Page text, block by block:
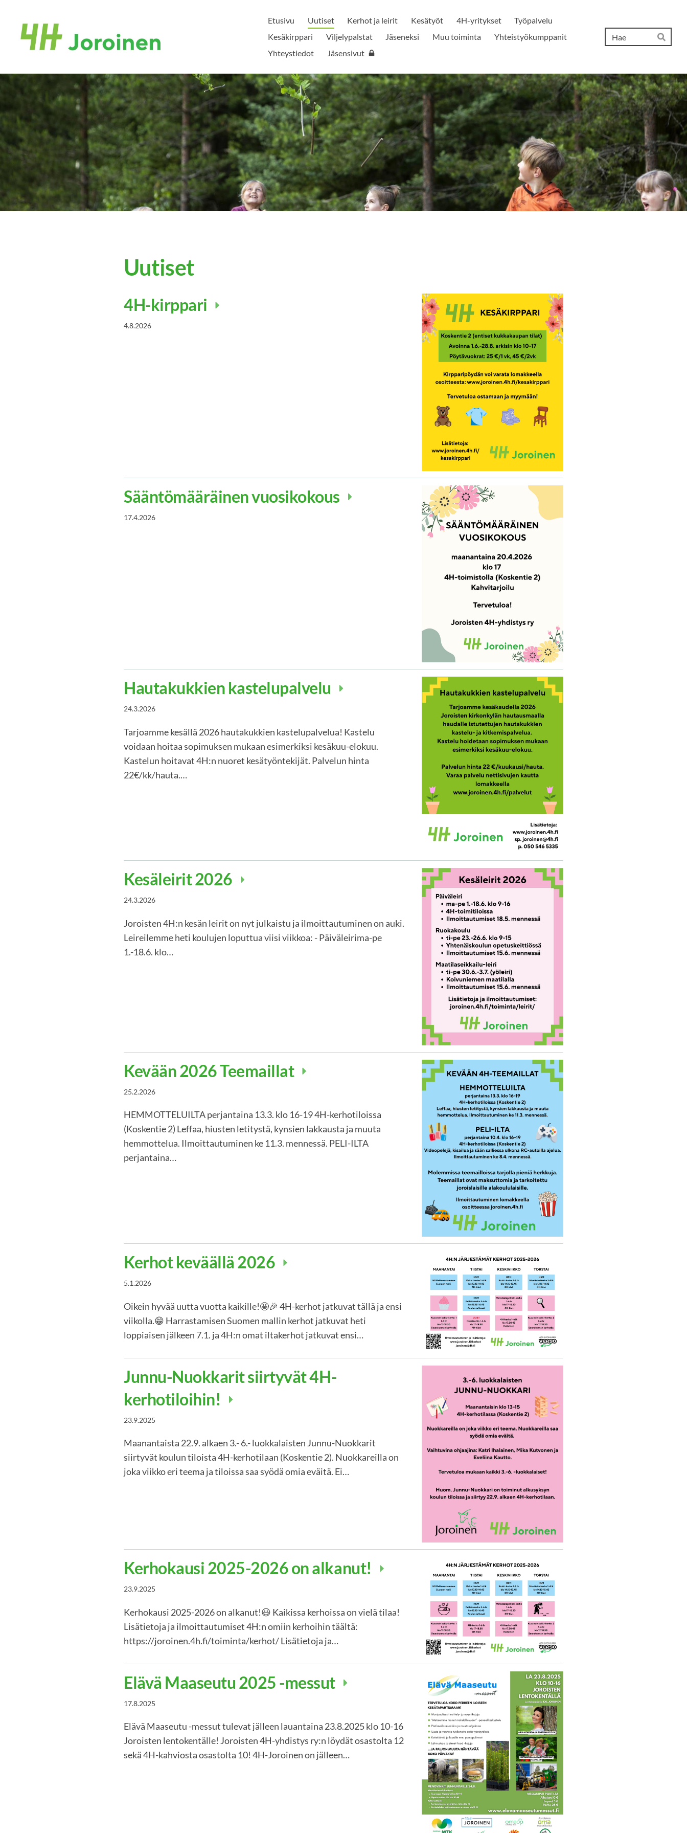
sivun
sisältöön
Joroisten 4H-yhdistys ry.
Etusivu Uutiset Kerhot ja leirit Kesätyöt 4H-yritykset
Työpalvelu
Kesäkirppari
Viljelypalstat Jäseneksi Muu toiminta
Yhteistyökumppanit
Yhteystiedot
Jäsensivut
Hae
Uutiset
4H-kirppari
4.8.2026
Sääntömääräinen vuosikokous
17.4.2026
Hautakukkien kastelupalvelu
24.3.2026
Tarjoamme kesällä 2026 hautakukkien kastelupalvelua! Kastelu
voidaan hoitaa sopimuksen mukaan esimerkiksi kesäkuu-elokuu.
Kastelun hoitavat 4H:n nuoret kesätyöntekijät. Palvelun hinta
22€/kk/hauta.…
Kesäleirit 2026
24.3.2026
Joroisten 4H:n kesän leirit on nyt julkaistu ja ilmoittautuminen on auki.
Leireilemme heti koulujen loputtua viisi viikkoa: - Päiväleirima-pe
1.-18.6. klo…
Kevään 2026 Teemaillat
25.2.2026
HEMMOTTELUILTA perjantaina 13.3. klo 16-19 4H-kerhotiloissa
(Koskentie 2) Leffaa, hiusten letitystä, kynsien lakkausta ja muuta
hemmottelua. Ilmoittautuminen ke 11.3. mennessä. PELI-ILTA
perjantaina…
Kerhot keväällä 2026
5.1.2026
Oikein hyvää uutta vuotta kaikille!🤩🎉 4H-kerhot jatkuvat tällä ja ensi
viikolla.😁 Harrastamisen Suomen mallin kerhot jatkuvat heti
loppiaisen jälkeen 7.1. ja 4H:n omat iltakerhot jatkuvat ensi…
Junnu-Nuokkarit siirtyvät 4H-
kerhotiloihin!
23.9.2025
Maanantaista 22.9. alkaen 3.- 6.- luokkalaisten Junnu-Nuokkarit
siirtyvät koulun tiloista 4H-kerhotilaan (Koskentie 2). Nuokkareilla on
joka viikko eri teema ja tiloissa saa syödä omia eväitä. Ei…
Kerhokausi 2025-2026 on alkanut!
23.9.2025
Kerhokausi 2025-2026 on alkanut!😃 Kaikissa kerhoissa on vielä tilaa!
Lisätietoja ja ilmoittautumiset 4H:n omiin kerhoihin täältä:
https://joroinen.4h.fi/toiminta/kerhot/ Lisätietoja ja…
Elävä Maaseutu 2025 -messut
17.8.2025
Elävä Maaseutu -messut tulevat jälleen lauantaina 23.8.2025 klo 10-16
Joroisten lentokentälle! Joroisten 4H-yhdistys ry:n löydät osastolta 12
sekä 4H-kahviosta osastolta 10! 4H-Joroinen on jälleen…